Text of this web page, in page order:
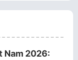
Nam 2026: